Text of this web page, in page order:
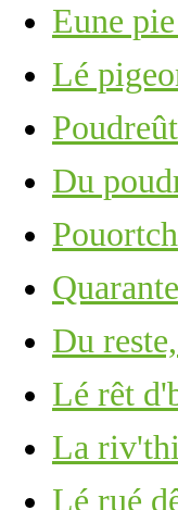
Eune
Lé
Du
Du
Lé rêt
La
Lé rué